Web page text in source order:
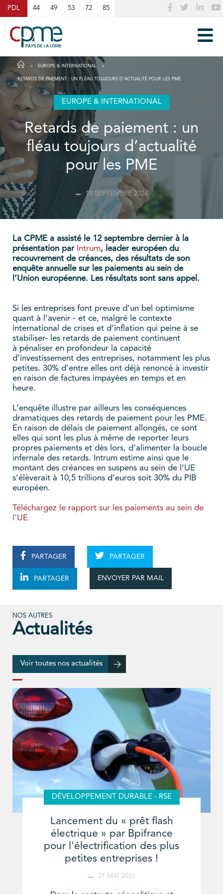
PDL 44 49 53 72 85
EUROPE & INTERNATIONAL
RETARDS DE PAIEMENT : UN FLÉAU TOUJOURS D’ACTUALITÉ POUR LES PME
EUROPE & INTERNATIONAL
Retards de paiement : un
fléau toujours d’actualité
pour les PME
19 SEPTEMBRE 2024
La CPME a assisté le 12 septembre dernier à la
présentation par Intrum, leader européen du
recouvrement de créances, des résultats de son
enquête annuelle sur les paiements au sein de
l’Union européenne. Les résultats sont sans appel.
Si les entreprises font preuve d’un bel optimisme
quant à l’avenir - et ce, malgré le contexte
international de crises et d’inflation qui peine à se
stabiliser- les retards de paiement continuent
à pénaliser en profondeur la capacité
d’investissement des entreprises, notamment les plus
petites. 30% d’entre elles ont déjà renoncé à investir
en raison de factures impayées en temps et en
heure.
L’enquête illustre par ailleurs les conséquences
dramatiques des retards de paiement pour les PME.
En raison de délais de paiement allongés, ce sont
elles qui sont les plus à même de reporter leurs
propres paiements et dès lors, d’alimenter la boucle
infernale des retards. Intrum estime ainsi que le
montant des créances en suspens au sein de l’UE
s’élèverait à 10,5 trillions d’euros soit 30% du PIB
européen.
Téléchargez le rapport sur les paiements au sein de
l'UE
PARTAGER PARTAGER
PARTAGER ENVOYER PAR MAIL
NOS AUTRES
Actualités
Voir toutes nos actualités
DÉVELOPPEMENT DURABLE - RSE
Lancement du « prêt flash
électrique » par Bpifrance
pour l’électrification des plus
petites entreprises !
21 MAI 2026
Cookies management panel